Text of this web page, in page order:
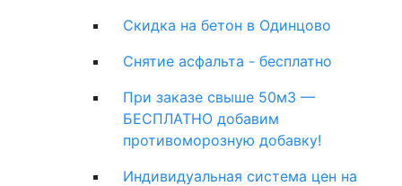
Скидка на бетон в Одинцово
Снятие асфальта - бесплатно
При заказе свыше 50м3 —
БЕСПЛАТНО добавим
противоморозную добавку!
Индивидуальная система цен на